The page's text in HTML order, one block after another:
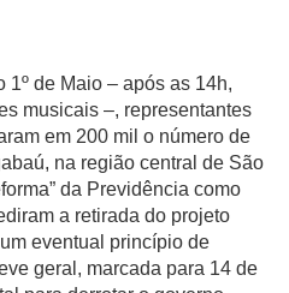
de Maio – após as 14h,
musicais –, representantes
em 200 mil o número de
na região central de São
da Previdência como
a retirada do projeto
eventual princípio de
geral, marcada para 14 de